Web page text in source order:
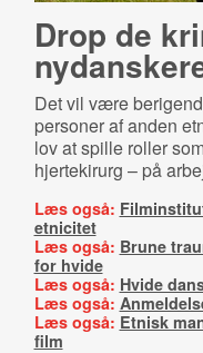
Drop de
Det vil være
personer af anden
lov at spille roller
hjertekirurg – på
Læs også:
etnicitet
Læs også: Brune
for hvide
Læs også: Hvide
Læs også:
Læs også: Etnisk
film